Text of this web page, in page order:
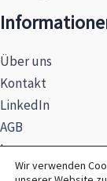
Über uns
Kontakt
LinkedIn
AGB
Impressum
Wir verwenden